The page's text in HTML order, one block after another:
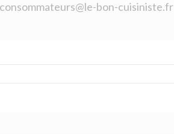
bon-cuisiniste.fr